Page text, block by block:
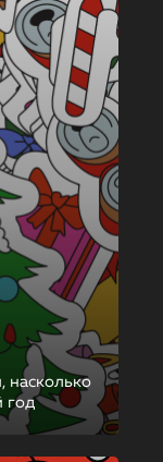
насколько
год